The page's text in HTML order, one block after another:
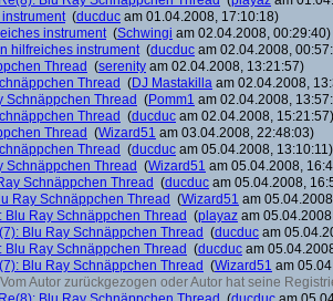
(ducduc am 01.04.2008, 17:10:18)
instrument(Schwingi am 02.04.2008, 00:29:40)
hilfreiches instrument(ducduc am 02.04.2008,
Thread (serenity am 02.04.2008, 13:21:57)
Thread (DJ Mastakilla am 02.04.2008,
Schnäppchen Thread (Pomm1 am 02.04.2008,
Thread (ducduc am 02.04.2008, 15:21:57)
Thread (Wizard51 am 03.04.2008, 22:48:03)
Thread (ducduc am 05.04.2008, 13:10:11)
Schnäppchen Thread (Wizard51 am 05.04.2008,
Schnäppchen Thread (ducduc am 05.04.2008,
Ray Schnäppchen Thread (Wizard51 am
Blu Ray Schnäppchen Thread (playaz am
Blu Ray Schnäppchen Thread (ducduc am
Blu Ray Schnäppchen Thread (ducduc am
Blu Ray Schnäppchen Thread (Wizard51 am
Vom Autor zurückgezogen oder Autor hat seine